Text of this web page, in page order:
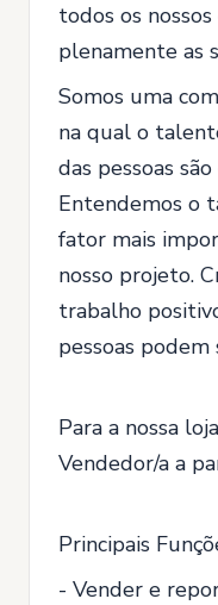
todos os
plenamente as
Somos uma
na qual o
das pessoas
Entendemos o
fator mais
nosso projeto.
trabalho
pessoas podem
Para a nossa
Vendedor/a a
Principais
- Vender e